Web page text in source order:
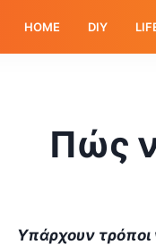
HOME DIY
Πώς
Υπάρχουν τρόποι